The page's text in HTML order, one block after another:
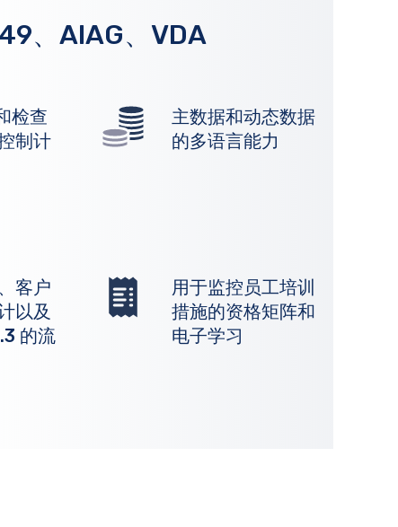
、AIAG、VDA
检查
制计
主数据和动态数据
的多语言能力
客户
以及
的流
用于监控员工培训
措施的资格矩阵和
电子学习